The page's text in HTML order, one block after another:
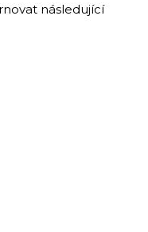
následující